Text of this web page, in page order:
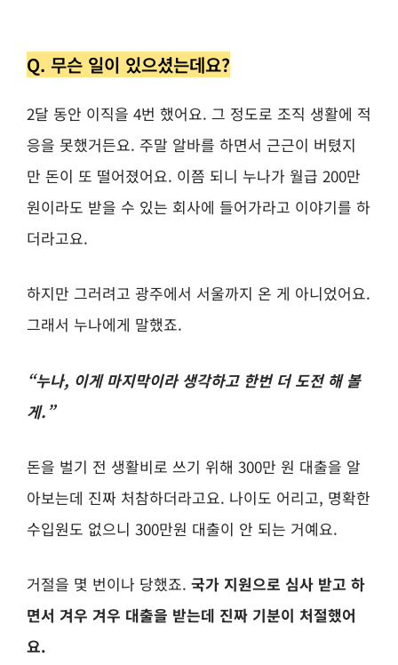
Q. 무슨 일이 있으셨는데요?
2달 동안 이직을 4번 했어요. 그 정도로 조직 생활에 적
응을 못했거든요. 주말 알바를 하면서 근근이 버텼지
만 돈이 또 떨어졌어요. 이쯤 되니 누나가 월급 200만
원이라도 받을 수 있는 회사에 들어가라고 이야기를 하
더라고요.
하지만 그러려고 광주에서 서울까지 온 게 아니었어요.
그래서 누나에게 말했죠.
“누나, 이게 마지막이라 생각하고 한번 더 도전 해 볼
게.”
돈을 벌기 전 생활비로 쓰기 위해 300만 원 대출을 알
아보는데 진짜 처참하더라고요. 나이도 어리고, 명확한
수입원도 없으니 300만원 대출이 안 되는 거예요.
거절을 몇 번이나 당했죠. 국가 지원으로 심사 받고 하
면서 겨우 겨우 대출을 받는데 진짜 기분이 처절했어
요.